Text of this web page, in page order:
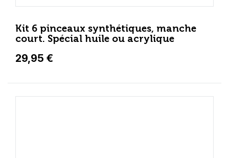
Kit 6 pinceaux synthétiques, manche
court. Spécial huile ou acrylique
29,95 €